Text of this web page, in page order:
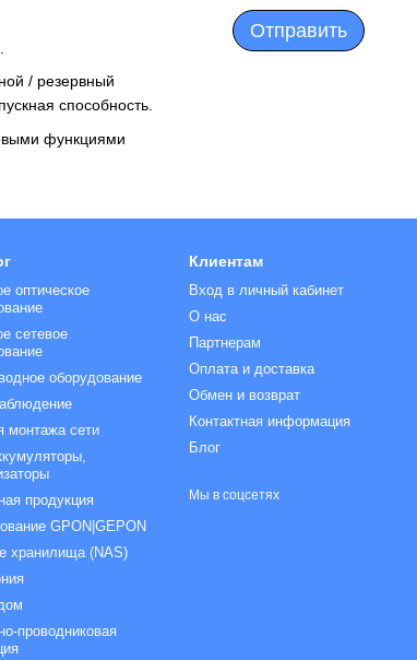
/ резервный
способность.
функциями
Отправить
оптическое
сетевое
оборудование
монтажа сети
продукция
GPON|GEPON
хранилища (NAS)
проводниковая
Клиентам
Вход в личный кабинет
О нас
Партнерам
Оплата и доставка
Обмен и возврат
Контактная информация
Блог
Мы в соцсетях